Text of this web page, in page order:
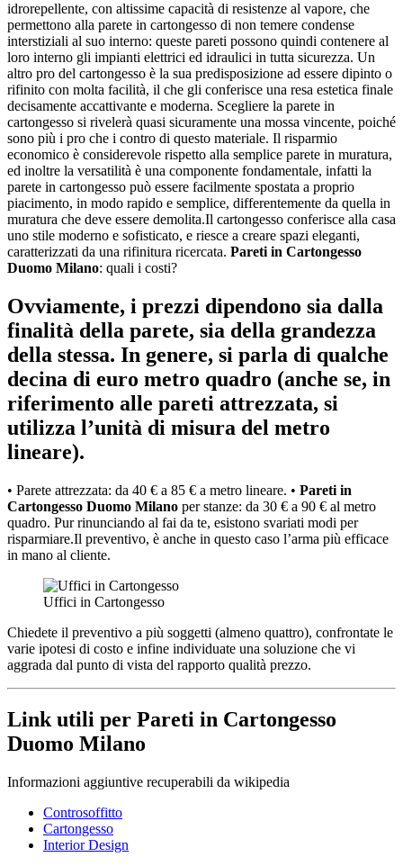
idrorepellente, con altissime capacità di resistenze al vapore, che
permettono alla parete in cartongesso di non temere condense
interstiziali al suo interno: queste pareti possono quindi contenere al
loro interno gli impianti elettrici ed idraulici in tutta sicurezza. Un
altro pro del cartongesso è la sua predisposizione ad essere dipinto o
rifinito con molta facilità, il che gli conferisce una resa estetica finale
decisamente accattivante e moderna. Scegliere la parete in
cartongesso si rivelerà quasi sicuramente una mossa vincente, poiché
sono più i pro che i contro di questo materiale. Il risparmio
economico è considerevole rispetto alla semplice parete in muratura,
ed inoltre la versatilità è una componente fondamentale, infatti la
parete in cartongesso può essere facilmente spostata a proprio
piacimento, in modo rapido e semplice, differentemente da quella in
muratura che deve essere demolita.Il cartongesso conferisce alla casa
uno stile moderno e sofisticato, e riesce a creare spazi eleganti,
caratterizzati da una rifinitura ricercata. Pareti in Cartongesso
Duomo Milano: quali i costi?
Ovviamente, i prezzi dipendono sia dalla
finalità della parete, sia della grandezza
della stessa. In genere, si parla di qualche
decina di euro metro quadro (anche se, in
riferimento alle pareti attrezzata, si
utilizza l’unità di misura del metro
lineare).
• Parete attrezzata: da 40 € a 85 € a metro lineare. • Pareti in
Cartongesso Duomo Milano per stanze: da 30 € a 90 € al metro
quadro. Pur rinunciando al fai da te, esistono svariati modi per
risparmiare.Il preventivo, è anche in questo caso l’arma più efficace
in mano al cliente.
Uffici in Cartongesso
Chiedete il preventivo a più soggetti (almeno quattro), confrontate le
varie ipotesi di costo e infine individuate una soluzione che vi
aggrada dal punto di vista del rapporto qualità prezzo.
Link utili per Pareti in Cartongesso
Duomo Milano
Informazioni aggiuntive recuperabili da wikipedia
Controsoffitto
Cartongesso
Interior Design